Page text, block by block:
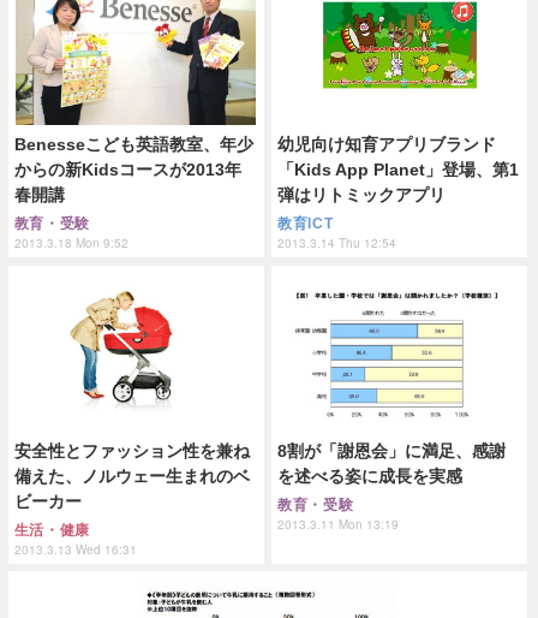
Benesseこども英語教室、年少
からの新Kidsコースが2013年
春開講
教育・受験
2013.3.18 Mon 9:52
幼児向け知育アプリブランド
「Kids App Planet」登場、第1
弾はリトミックアプリ
教育ICT
2013.3.14 Thu 12:54
安全性とファッション性を兼ね
備えた、ノルウェー生まれのベ
ビーカー
生活・健康
2013.3.13 Wed 16:31
8割が「謝恩会」に満足、感謝
を述べる姿に成長を実感
教育・受験
2013.3.11 Mon 13:19